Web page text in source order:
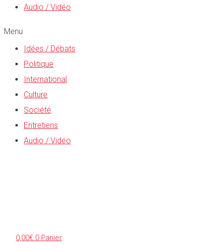
Audio / Vidéo
Menu
Idées / Débats
Politique
International
Culture
Société
Entretiens
Audio / Vidéo
0,00€ 0 Panier